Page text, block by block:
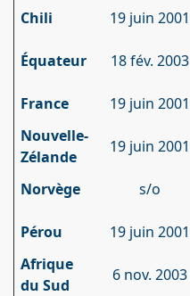
Chili 19 juin 2001
Équateur 18 fév. 2003
France 19 juin 2001
Nouvelle-
Zélande
19 juin 2001
Norvège s/o
Pérou 19 juin 2001
Afrique
du Sud
6 nov. 2003